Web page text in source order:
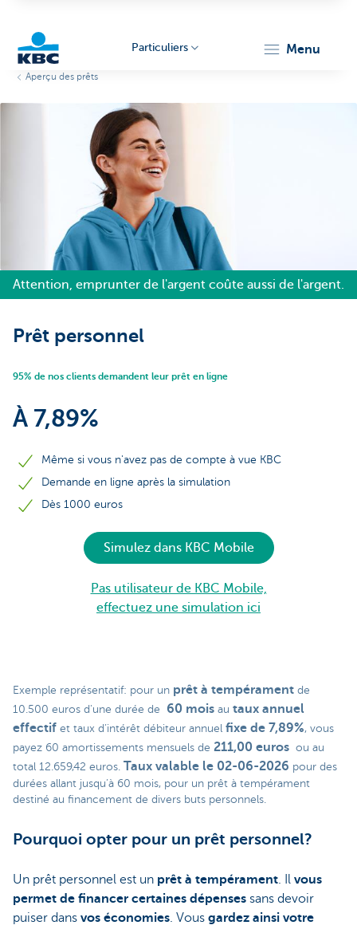
Particuliers menu
Aperçu des prêts
Attention, emprunter de l'argent coûte aussi de l'argent.
Prêt personnel
95% de nos clients demandent leur prêt en ligne
À 7,89%
Même si vous n'avez pas de compte à vue KBC
Demande en ligne après la simulation
Dès 1000 euros
Simulez dans KBC Mobile
Pas utilisateur de KBC Mobile,
effectuez une simulation ici
Exemple représentatif: pour un prêt à tempérament de
10.500 euros d'une durée de 60 mois au taux annuel
effectif et taux d’intérêt débiteur annuel fixe de 7,89%, vous
payez 60 amortissements mensuels de 211,00 euros ou au
total 12.659,42 euros. Taux valable le 02-06-2026 pour des
durées allant jusqu’à 60 mois, pour un prêt à tempérament
destiné au financement de divers buts personnels.
Pourquoi opter pour un prêt personnel?
Un prêt personnel est un prêt à tempérament. Il vous
permet de financer certaines dépenses sans devoir
puiser dans vos économies. Vous gardez ainsi votre